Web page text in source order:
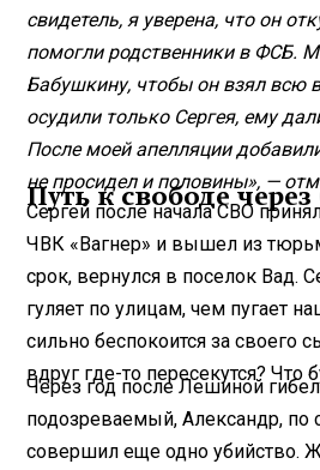
свидетель, я уверена, что он
помогли родственники в ФСБ.
Бабушкину, чтобы он взял всю
осудили только Сергея, ему
После моей апелляции
не просидел и половины», —
Путь к свободе
Сергей после начала СВО
ЧВК «Вагнер» и вышел из
срок, вернулся в поселок Вад.
гуляет по улицам, чем пугает
сильно беспокоится за своего
вдруг где-то пересекутся? Что
Через год после Лешиной
подозреваемый, Александр, по
совершил еще одно убийство.